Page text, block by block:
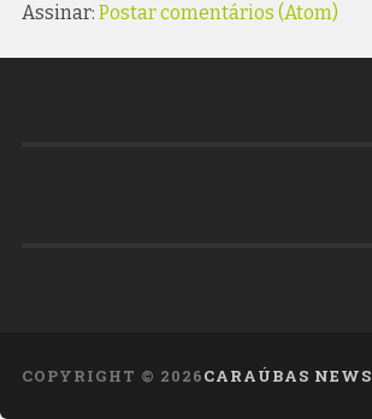
Assinar: Postar comentários (Atom)
COPYRIGHT © 2026CARAÚBAS NEWS